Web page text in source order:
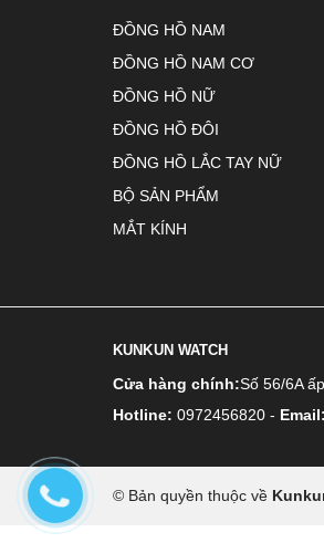
ĐỒNG HỒ NAM
ĐỒNG HỒ NAM CƠ
ĐỒNG HỒ NỮ
ĐỒNG HỒ ĐÔI
ĐỒNG HỒ LẮC TAY NỮ
BỘ SẢN PHẨM
MẮT KÍNH
KUNKUN WATCH
Cửa hàng chính:Số 56/6A
Hotline: 0972456820 - Email:
© Bản quyền thuộc về